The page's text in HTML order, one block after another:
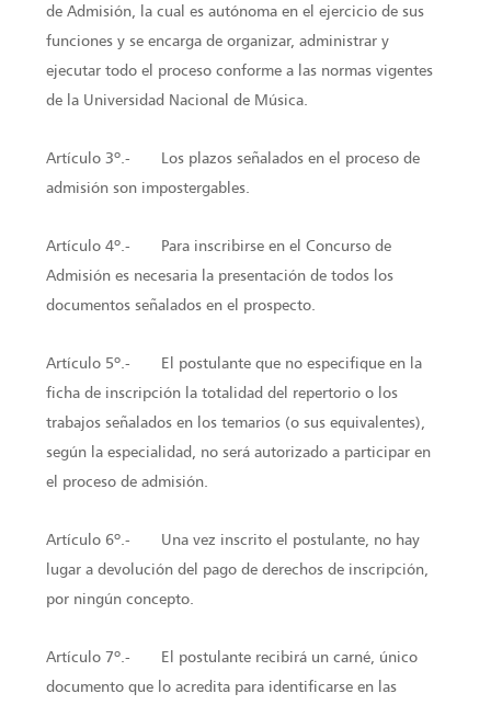
de Admisión, la cual es autónoma en el ejercicio de sus
funciones y se encarga de organizar, administrar y
ejecutar todo el proceso conforme a las normas vigentes
de la Universidad Nacional de Música.
Artículo 3º.- Los plazos señalados en el proceso de
admisión son impostergables.
Artículo 4º.- Para inscribirse en el Concurso de
Admisión es necesaria la presentación de todos los
documentos señalados en el prospecto.
Artículo 5º.- El postulante que no especifique en la
ficha de inscripción la totalidad del repertorio o los
trabajos señalados en los temarios (o sus equivalentes),
según la especialidad, no será autorizado a participar en
el proceso de admisión.
Artículo 6º.- Una vez inscrito el postulante, no hay
lugar a devolución del pago de derechos de inscripción,
por ningún concepto.
Artículo 7º.- El postulante recibirá un carné, único
documento que lo acredita para identificarse en las